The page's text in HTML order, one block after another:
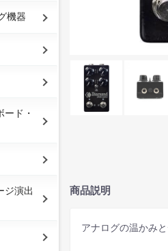
機器
ード・
ジ演出
商品説明
アナログの温かみ